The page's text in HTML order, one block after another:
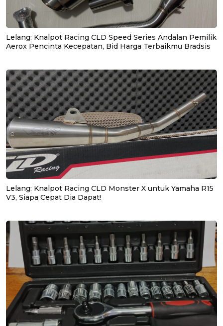
Lelang: Knalpot Racing CLD Speed Series Andalan Pemilik
Aerox Pencinta Kecepatan, Bid Harga Terbaikmu Bradsis
Lelang: Knalpot Racing CLD Monster X untuk Yamaha R15
V3, Siapa Cepat Dia Dapat!